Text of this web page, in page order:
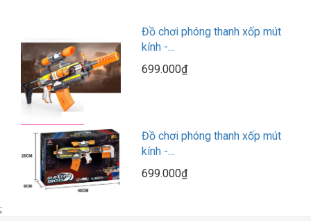
Đồ chơi phóng thanh xốp mút
kính -...
699.000₫
Đồ chơi phóng thanh xốp mút
kính -...
699.000₫
;